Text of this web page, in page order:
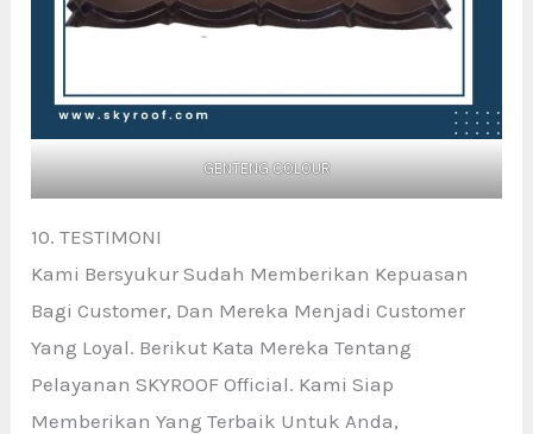
GENTENG COLOUR
10. TESTIMONI
Kami Bersyukur Sudah Memberikan Kepuasan
Bagi Customer, Dan Mereka Menjadi Customer
Yang Loyal. Berikut Kata Mereka Tentang
Pelayanan SKYROOF Official. Kami Siap
Memberikan Yang Terbaik Untuk Anda,